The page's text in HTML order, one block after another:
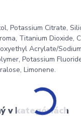
Potassium Citrate,
Titanium Dioxide,
Acrylate/
Potassium
Limonene.
v kategóriách